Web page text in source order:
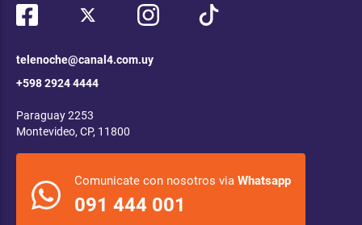
telenoche@canal4.com.uy
+598 2924 4444
Paraguay 2253
Montevideo, CP, 11800
Comunicate con nosotros via Whatsapp
091 444 001